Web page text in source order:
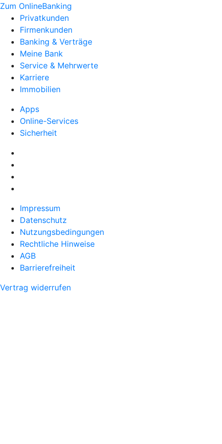
Zum OnlineBanking
Privatkunden
Firmenkunden
Banking & Verträge
Meine Bank
Service & Mehrwerte
Karriere
Immobilien
Apps
Online-Services
Sicherheit
Impressum
Datenschutz
Nutzungsbedingungen
Rechtliche Hinweise
AGB
Barrierefreiheit
Vertrag widerrufen